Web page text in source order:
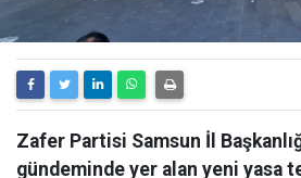
Zafer Partisi Samsun İl
gündeminde yer alan yeni yasa